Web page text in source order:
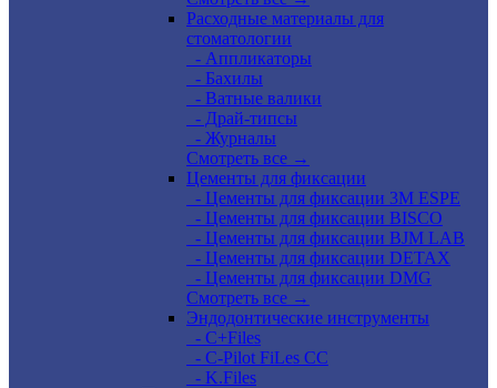
Расходные материалы для
стоматологии
- Аппликаторы
- Бахилы
- Ватные валики
- Драй-типсы
- Журналы
Смотреть все →
Цементы для фиксации
- Цементы для фиксации 3M ESPE
- Цементы для фиксации BISCO
- Цементы для фиксации BJM LAB
- Цементы для фиксации DETAX
- Цементы для фиксации DMG
Смотреть все →
Эндодонтические инструменты
- C+Files
- C-Pilot FiLes CC
- K.Files